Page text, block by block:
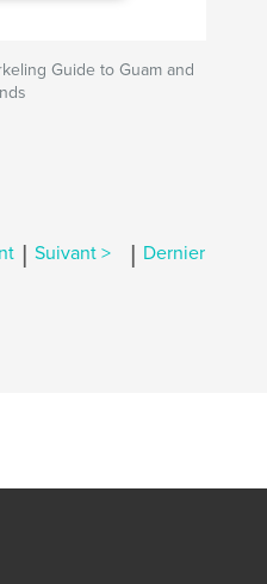
Guide to Guam and
| Suivant > | Dernier